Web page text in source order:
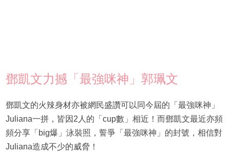
鄧凱文力撼「最強咪神」郭珮文
鄧凱文的火辣身材亦被網民盛讚可以同今屆的「最強咪神」
Juliana一拼，皆因2人的「cup數」相近！而鄧凱文最近亦頻
頻分享「big爆」泳裝照，誓爭「最強咪神」的封號，相信對
Juliana造成不少的威脅！